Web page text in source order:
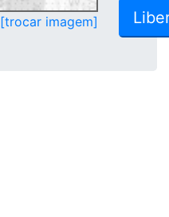
[trocar imagem]